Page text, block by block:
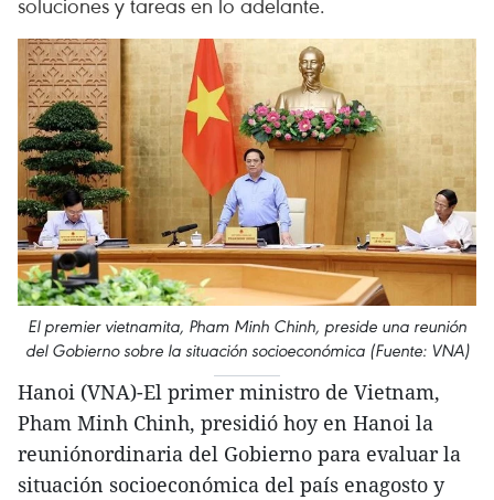
El premier vietnamita, Pham Minh Chinh, preside una reunión
del Gobierno sobre la situación socioeconómica (Fuente: VNA)
Hanoi (VNA)-El primer ministro de Vietnam,
Pham Minh Chinh, presidió hoy en Hanoi la
reuniónordinaria del Gobierno para evaluar la
situación socioeconómica del país enagosto y